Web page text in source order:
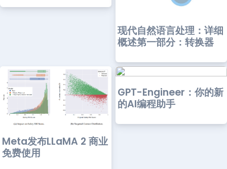
现代自然语言处理：详细
概述第一部分：转换器
Meta发布LLaMA 2 商业
免费使用
GPT-Engineer：你的新
的AI编程助手